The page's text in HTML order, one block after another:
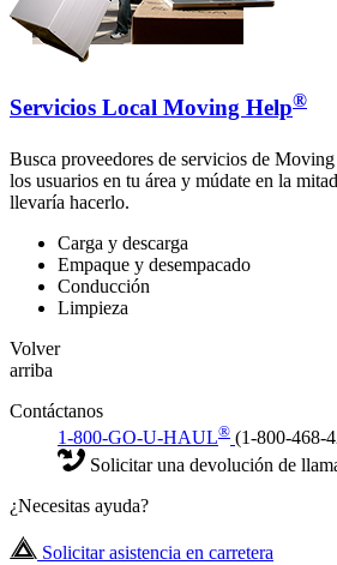
Servicios Local Moving Help®
Busca proveedores de servicios de
los usuarios en tu área y múdate en la
llevaría hacerlo.
Carga y descarga
Empaque y desempacado
Conducción
Limpieza
Volver
arriba
Contáctanos
1-800-GO-U-HAUL® (1-800-468-
Solicitar una devolución de
¿Necesitas ayuda?
Solicitar asistencia en carretera